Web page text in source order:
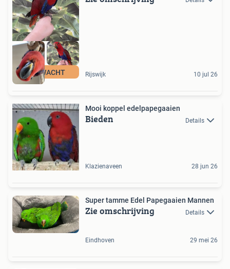
VERWACHT Rijswijk 10 jul 26
Mooi koppel edelpapegaaien
Bieden Details
Klazienaveen 28 jun 26
Super tamme Edel Papegaaien Mannen
Zie omschrijving Details
Eindhoven 29 mei 26